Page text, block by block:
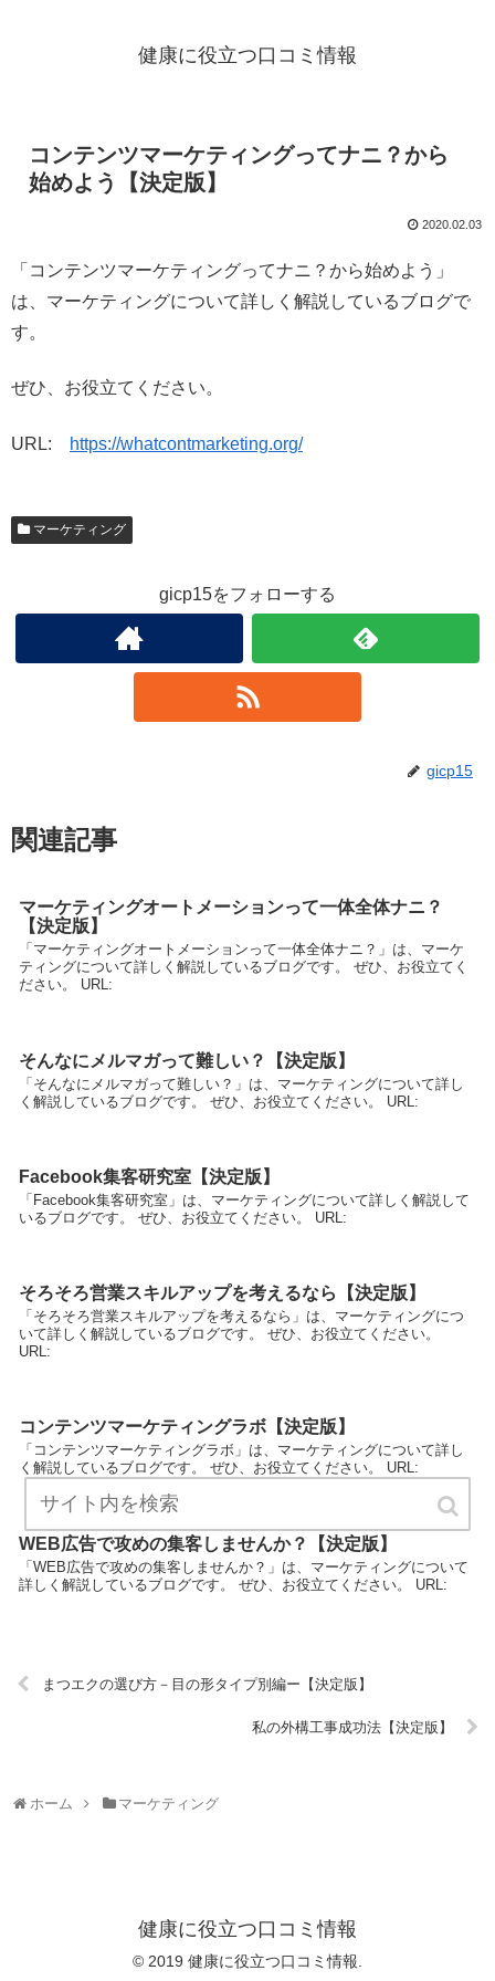
健康に役立つ口コミ情報
コンテンツマーケティングってナニ？から
始めよう【決定版】
2020.02.03
「コンテンツマーケティングってナニ？から始めよう」
は、マーケティングについて詳しく解説しているブログで
す。
ぜひ、お役立てください。
URL: https://whatcontmarketing.org/
マーケティング
gicp15をフォローする
gicp15
関連記事
マーケティングオートメーションって一体全体ナニ？
【決定版】
「マーケティングオートメーションって一体全体ナニ？」は、マーケ
ティングについて詳しく解説しているブログです。 ぜひ、お役立てく
ださい。 URL:
そんなにメルマガって難しい？【決定版】
「そんなにメルマガって難しい？」は、マーケティングについて詳し
く解説しているブログです。 ぜひ、お役立てください。 URL:
Facebook集客研究室【決定版】
「Facebook集客研究室」は、マーケティングについて詳しく解説して
いるブログです。 ぜひ、お役立てください。 URL:
そろそろ営業スキルアップを考えるなら【決定版】
「そろそろ営業スキルアップを考えるなら」は、マーケティングにつ
いて詳しく解説しているブログです。 ぜひ、お役立てください。
URL:
コンテンツマーケティングラボ【決定版】
「コンテンツマーケティングラボ」は、マーケティングについて詳し
く解説しているブログです。 ぜひ、お役立てください。 URL:
WEB広告で攻めの集客しませんか？【決定版】
「WEB広告で攻めの集客しませんか？」は、マーケティングについて
詳しく解説しているブログです。 ぜひ、お役立てください。 URL:
まつエクの選び方－目の形タイプ別編ー【決定版】
私の外構工事成功法【決定版】
ホーム マーケティング
健康に役立つ口コミ情報
© 2019 健康に役立つ口コミ情報.